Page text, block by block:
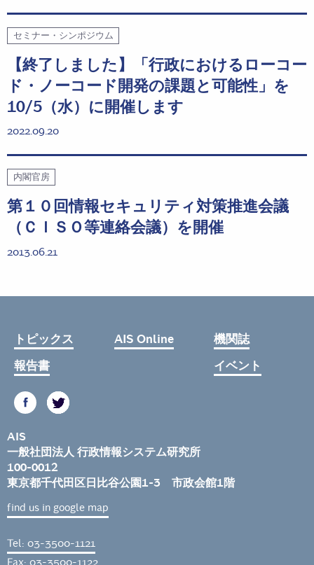
セミナー・シンポジウム
【終了しました】「行政におけるローコー
ド・ノーコード開発の課題と可能性」を
10/5（水）に開催します
2022.09.20
内閣官房
第１０回情報セキュリティ対策推進会議
（ＣＩＳＯ等連絡会議）を開催
2013.06.21
トピックス AIS Online
機関誌
報告書
イベント
AIS
一般社団法人 行政情報システム研究所
100-0012
東京都千代田区日比谷公園1-3 市政会館1階
find us in google map
Tel: 03-3500-1121
Fax: 03-3500-1122